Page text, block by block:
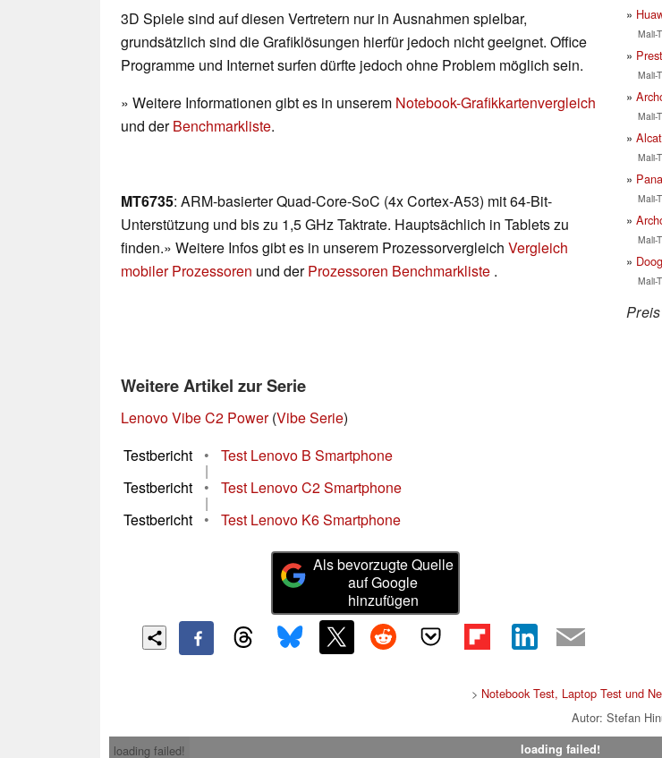
3D Spiele sind auf diesen Vertretern nur in Ausnahmen spielbar,
grundsätzlich sind die Grafiklösungen hierfür jedoch nicht geeignet. Office
Programme und Internet surfen dürfte jedoch ohne Problem möglich sein.
» Weitere Informationen gibt es in unserem Notebook-Grafikkartenvergleich
und derBenchmarkliste.
MT6735: ARM-basierter Quad-Core-SoC (4x Cortex-A53) mit 64-Bit-
Unterstützung und bis zu 1,5 GHz Taktrate. Hauptsächlich in Tablets zu
finden.» Weitere Infos gibt es in unserem Prozessorvergleich Vergleich
mobiler Prozessoren und derProzessoren Benchmarkliste .
Weitere Artikel zur Serie
Lenovo Vibe C2 Power(Vibe Serie)
Testbericht
• Test Lenovo B Smartphone
|
Testbericht
• Test Lenovo C2 Smartphone
|
Testbericht
• Test Lenovo K6 Smartphone
Als bevorzugte Quelle
auf Google
hinzufügen
Mali-
Mali-
Mali-
Mali-
Mali-
Mali-
Mali-
> Notebook Test, Laptop Test und
Autor: Stefan
loading failed!
loading failed!